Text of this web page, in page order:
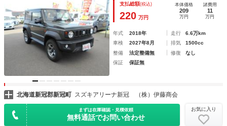
支払総額(税込)
220 万円
本体価格
209
万円
諸費用
11
万円
年式 2018年 走行
6.6万km
車検
2027年8月 排気
1500cc
整備
法定整備無 修復
なし
保証
保証無
北海道新冠郡新冠町 スズキアリーナ新冠 （株）伊藤商会
まずは在庫確認・見積依頼
無料通話でお問い合わせ
お気に入り